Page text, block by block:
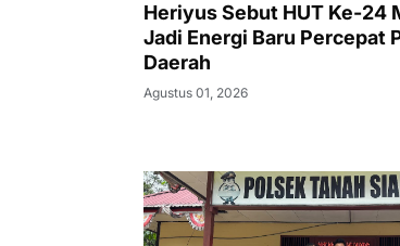
Heriyus Sebut HUT Ke-24
Jadi Energi Baru Percepat
Daerah
Agustus 01, 2026